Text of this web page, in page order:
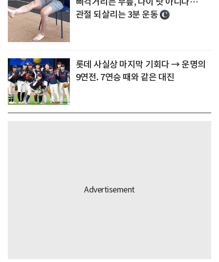
관절 되살리는 3분 운동
롯데 사실상 마지막 기회다 → 운명의
9연전. 7연승 때와 같은 대진